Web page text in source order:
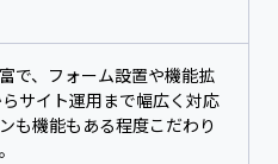
で、フォーム設置や機能拡
サイト運用まで幅広く対応
も機能もある程度こだわり